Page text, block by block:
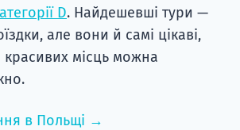
D. Найдешевші тури —
але вони й самі цікаві,
місць можна
в Польщі →